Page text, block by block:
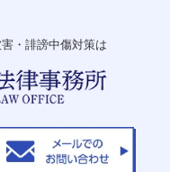
・誹謗中傷対策は